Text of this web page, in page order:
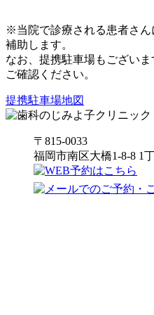
※当院で診療される患者さん
補助します。
なお、提携駐車場もござい
ご確認ください。
提携駐車場地図
〒815-0033
福岡市南区大橋1-8-8 1